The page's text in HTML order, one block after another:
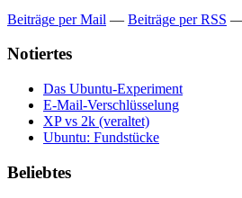
Beiträge per Mail — Beiträge per RSS
Notiertes
Das Ubuntu-Experiment
E-Mail-Verschlüsselung
XP vs 2k (veraltet)
Ubuntu: Fundstücke
Beliebtes